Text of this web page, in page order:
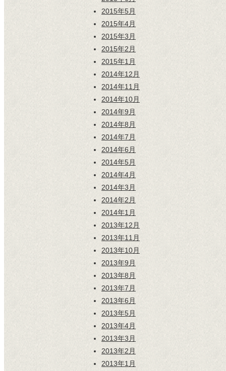
2015年5月
2015年4月
2015年3月
2015年2月
2015年1月
2014年12月
2014年11月
2014年10月
2014年9月
2014年8月
2014年7月
2014年6月
2014年5月
2014年4月
2014年3月
2014年2月
2014年1月
2013年12月
2013年11月
2013年10月
2013年9月
2013年8月
2013年7月
2013年6月
2013年5月
2013年4月
2013年3月
2013年2月
2013年1月